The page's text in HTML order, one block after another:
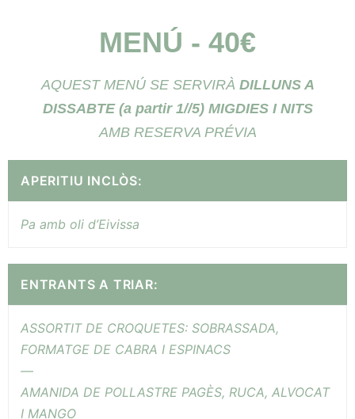
MENÚ - 40€
AQUEST MENÚ SE SERVIRÀ DILLUNS A
DISSABTE (a partir 1//5) MIGDIES I NITS
AMB RESERVA PRÉVIA
APERITIU INCLÒS:
Pa amb oli d’Eivissa
ENTRANTS A TRIAR:
ASSORTIT DE CROQUETES: SOBRASSADA,
FORMATGE DE CABRA I ESPINACS
—
AMANIDA DE POLLASTRE PAGÈS, RUCA, ALVOCAT
I MANGO